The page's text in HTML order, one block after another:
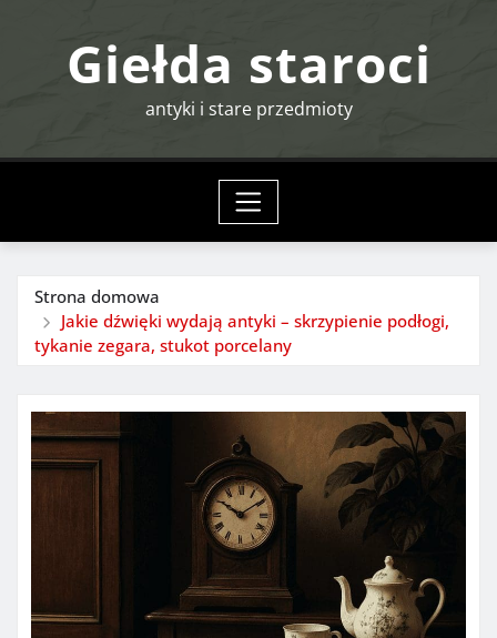
Giełda staroci
antyki i stare przedmioty
Strona domowa
Jakie dźwięki wydają antyki – skrzypienie podłogi,
tykanie zegara, stukot porcelany